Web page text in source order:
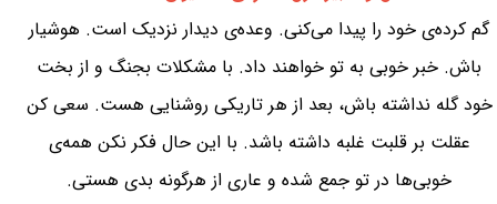
گم کرده‌ی خود را پیدا می‌کنی. وعده‌ی دیدار نزدیک است. هوشیار
باش. خبر خوبی به تو خواهند داد. با مشکلات بجنگ و از بخت
خود گله نداشته باش، بعد از هر تاریکی روشنایی هست. سعی کن
عقلت بر قلبت غلبه داشته باشد. با این حال فکر نکن همه‌ی
خوبی‌ها در تو جمع شده و عاری از هرگونه بدی هستی.